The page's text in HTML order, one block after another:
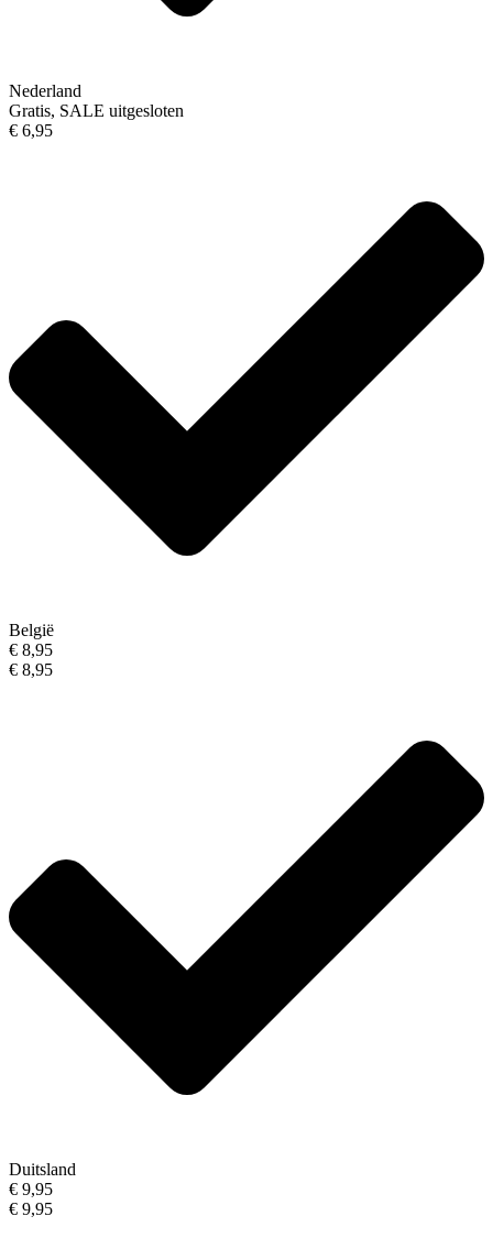
Nederland
Gratis, SALE uitgesloten
€ 6,95
België
€ 8,95
€ 8,95
Duitsland
€ 9,95
€ 9,95